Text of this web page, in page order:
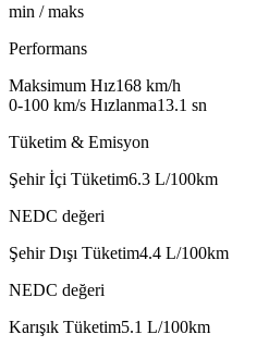
min / maks
Performans
Maksimum Hız168 km/h
0-100 km/s Hızlanma13.1 sn
Tüketim & Emisyon
Şehir İçi Tüketim6.3 L/100km
NEDC değeri
Şehir Dışı Tüketim4.4 L/100km
NEDC değeri
Karışık Tüketim5.1 L/100km